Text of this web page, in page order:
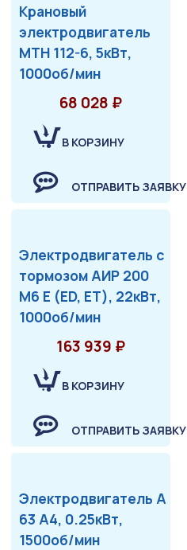
Крановый
электродвигатель
МТН 112-6, 5кВт,
1000об/мин
68 028 ₽
В КОРЗИНУ
ОТПРАВИТЬ ЗАЯВКУ
Электродвигатель с
тормозом АИР 200
М6 Е (ED, ET), 22кВт,
1000об/мин
163 939 ₽
В КОРЗИНУ
ОТПРАВИТЬ ЗАЯВКУ
Электродвигатель А
63 А4, 0.25кВт,
1500об/мин